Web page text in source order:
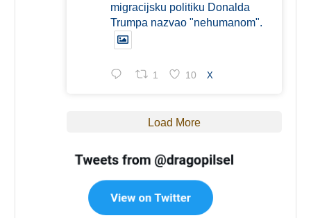
migracijsku politiku Donalda
Trumpa nazvao "nehumanom".
1 10 X
Load More